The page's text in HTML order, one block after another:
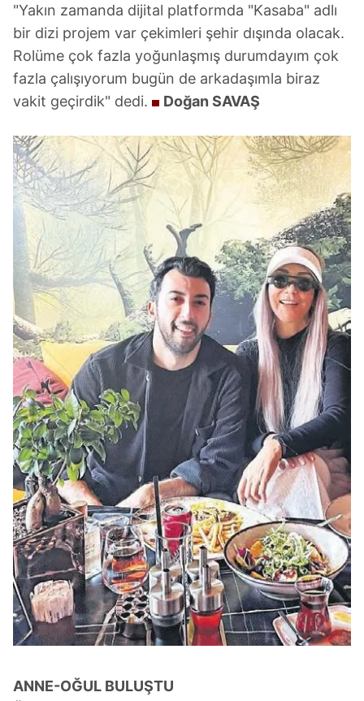
"Yakın zamanda dijital platformda "Kasaba" adlı
bir dizi projem var çekimleri şehir dışında olacak.
Rolüme çok fazla yoğunlaşmış durumdayım çok
fazla çalışıyorum bugün de arkadaşımla biraz
vakit geçirdik" dedi.
Doğan SAVAŞ
ANNE-OĞUL BULUŞTU